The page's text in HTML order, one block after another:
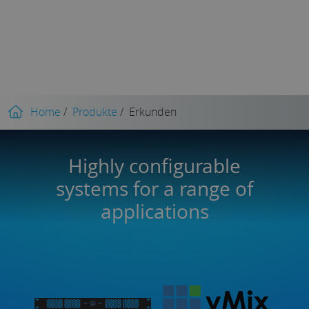
Home / Produkte / Erkunden
Highly configurable
systems for a range of
applications